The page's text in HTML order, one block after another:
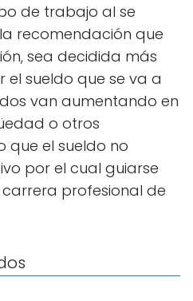
de trabajo al se
recomendación que
sea decidida más
sueldo que se va a
van aumentando en
o otros
que el sueldo no
por el cual guiarse
profesional de